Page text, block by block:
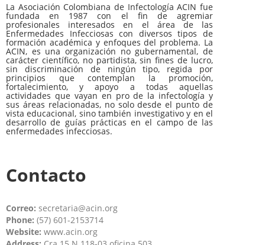
La Asociación Colombiana de Infectología ACIN fue
fundada en 1987 con el fin de agremiar
profesionales interesados en el área de las
Enfermedades Infecciosas con diversos tipos de
formación académica y enfoques del problema. La
ACIN, es una organización no gubernamental, de
carácter científico, no partidista, sin fines de lucro,
sin discriminación de ningún tipo, regida por
principios que contemplan la promoción,
fortalecimiento, y apoyo a todas aquellas
actividades que vayan en pro de la infectología y
sus áreas relacionadas, no solo desde el punto de
vista educacional, sino también investigativo y en el
desarrollo de guías prácticas en el campo de las
enfermedades infecciosas.
Contacto
Correo: secretaria@acin.org
Phone: (57) 601-2153714
Website: www.acin.org